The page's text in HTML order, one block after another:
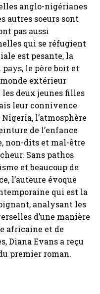
anglo-nigérianes
autres soeurs sont
pas aussi
qui se réfugient
est pesante, la
le père boit et
monde extérieur
les deux jeunes filles
leur connivence
l’atmosphère
de l’enfance
non-dits et mal-être
Sans pathos
et beaucoup de
l’auteure évoque
qui est la
analysant les
d’une manière
africaine et de
Diana Evans a reçu
premier roman.